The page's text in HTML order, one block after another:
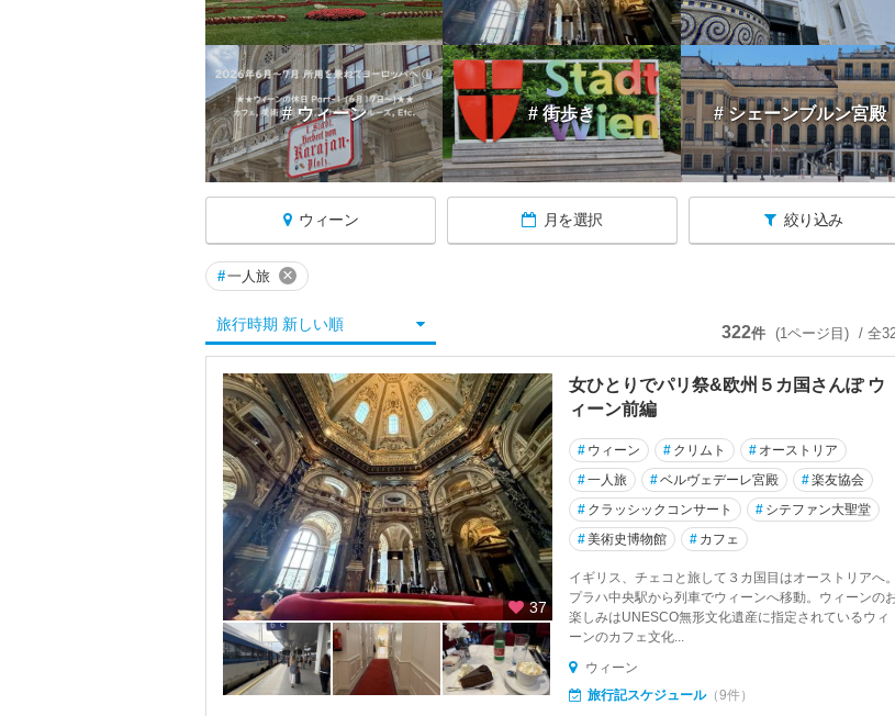
# ウィーン # 街歩き # シェーンブルン宮殿
ウィーン 月を選択 絞り込み
オーストリアへ戻る
★インスブルック
★ウィーン
★ザルツカンマーグート周辺
★ザルツブルク
アイゼンシュタット
アッター湖周辺
アッヘン湖周辺
アルプバッハ
#一人旅 ×
旅行時期 新しい順 322件 (1ページ目) / 全
37
女ひとりでパリ祭&欧州５カ国さんぽ ウ
ィーン前編
# ウィーン # クリムト # オーストリア
#一人旅 #ベルヴェデーレ宮殿 #楽友協会
# クラッシックコンサート # シテファン大聖堂
#美術史博物館 # カフェ
イギリス、チェコと旅して３カ国目はオーストリアへ。
プラハ中央駅から列車でウィーンへ移動。ウィーンの
楽しみはUNESCO無形文化遺産に指定されているウィ
ーンのカフェ文化...
ウィーン
旅行記スケジュール（9件）